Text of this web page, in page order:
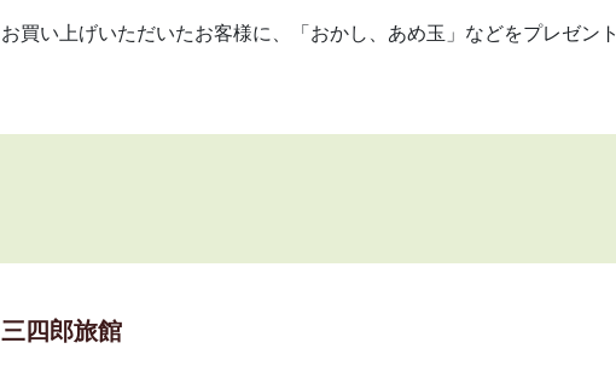
お買い上げいただいたお客様に、「おかし、あめ玉」などをプレゼント
三四郎旅館